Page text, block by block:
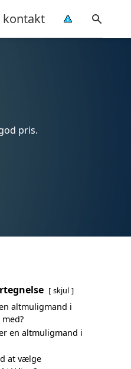
kontakt
pris.
skjul
altmuligmand i
en altmuligmand i
at vælge